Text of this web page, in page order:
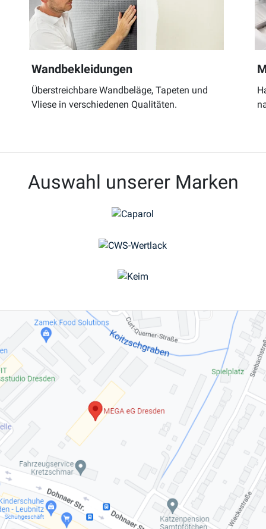
Wandbekleidungen
Überstreichbare Wandbeläge, Tapeten und
Vliese in verschiedenen Qualitäten.
Auswahl unserer Marken